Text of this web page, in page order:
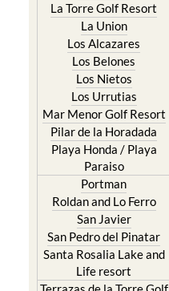
La Torre Golf Resort
La Union
Los Alcazares
Los Belones
Los Nietos
Los Urrutias
Mar Menor Golf Resort
Pilar de la Horadada
Playa Honda / Playa
Paraiso
Portman
Roldan and Lo Ferro
San Javier
San Pedro del Pinatar
Santa Rosalia Lake and
Life resort